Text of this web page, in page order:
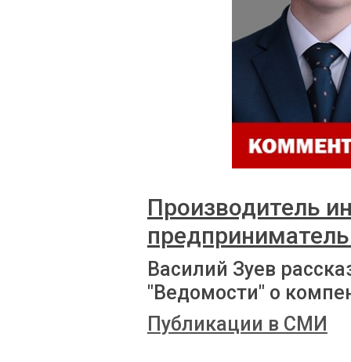
Производитель
Василий Зуев
"Ведомости" о
Публикации в СМИ